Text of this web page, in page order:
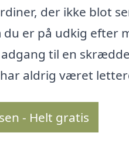
der ikke blot
du er på udkig efter
til en
aldrig været
- Helt gratis